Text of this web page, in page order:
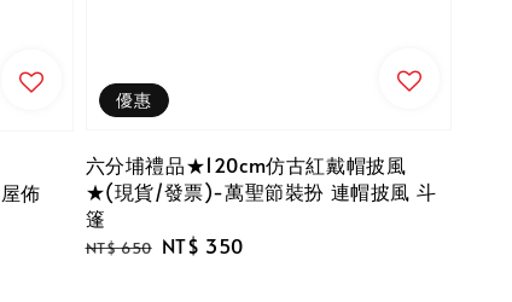
佈
優惠
六分埔禮品★120cm仿古紅戴帽披風
★(現貨/發票)-萬聖節裝扮 連帽披風 斗
篷
Regular
NT$ 650 Sale
NT$ 350